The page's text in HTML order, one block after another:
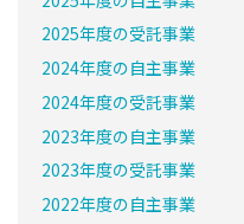
2025年度の受託事業
2024年度の自主事業
2024年度の受託事業
2023年度の自主事業
2023年度の受託事業
2022年度の自主事業